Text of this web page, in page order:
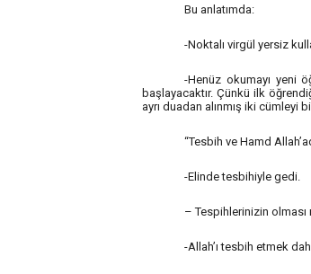
Bu anlatımda:
-Noktalı virgül yersiz
-Henüz okumayı yeni
başlayacaktır. Çünkü ilk
ayrı duadan alınmış iki cümleyi
“Tesbih ve Hamd
-Elinde tesbihiyle gedi.
– Tespihlerinizin olması
-Allah’ı tesbih etmek